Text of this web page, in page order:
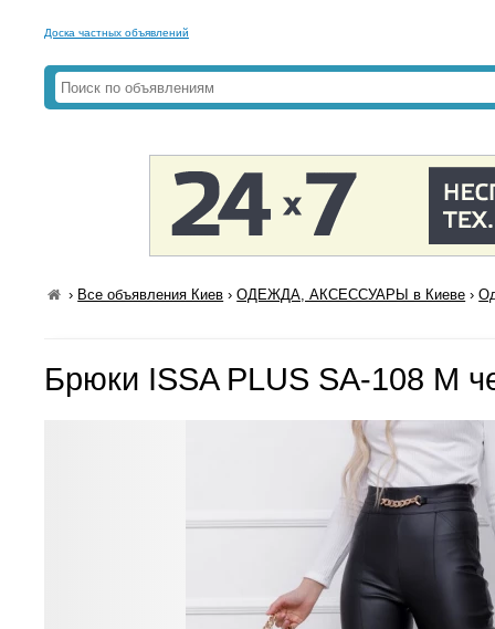
Доска частных объявлений
› Все объявления Киев ›ОДЕЖДА, АКСЕССУАРЫ в Киеве ›
Брюки ISSA PLUS SA-108 M